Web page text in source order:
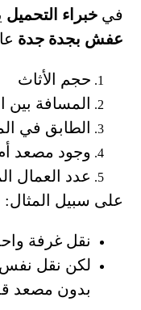
فيخبراء التحميل
عفش بجدة جدة
حجم الأثاث
المسافة بين
الطابق في
وجود مصعد أم
عدد العمال
على سبيل المثال:
نقل غرفة
لكن نقل نفس
بدون مصعد